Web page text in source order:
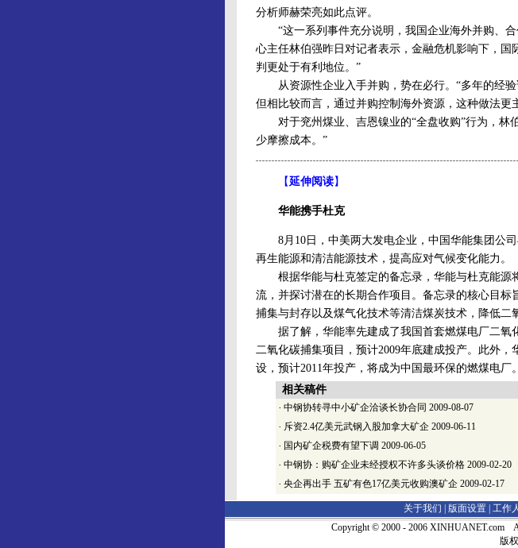
分析师赫荣亮如此点评。
“这一系列事件充分说明，我国企业海外并购、合
心主任林伯强昨日对记者表示，金融危机影响下，
判更处于有利地位。”
从资源性企业入手并购，势在必行。“多年的经验
但相比较而言，通过并购控制海外资源，这种做法更
对于兖州煤业、吉恩镍业的“全盘收购”行为，林
少摩擦成本。”
【延伸阅读】
华能携手杜克
8月10日，中美两大发电企业，中国华能集团公司
再生能源和清洁能源技术，提高应对气候变化能力。
根据华能与杜克签定的备忘录，华能与杜克能源
流，并探讨潜在的长期合作项目。备忘录的核心目
捕集与封存以及煤气化技术等清洁煤炭技术，降低二
据了解，华能率先建成了我国首套燃煤电厂二氧
二氧化碳捕集项目，预计2009年底建成投产。此外
设，预计2011年投产，将成为中国最环保的燃煤电厂。
相关稿件
· 中钢协转寻中小矿企洽谈长协合同 2009-08-07
· 斥资2.4亿美元武钢入股加拿大矿企 2009-06-11
· 国内矿企税费有望下调 2009-06-05
· 中钢协：购矿企业未经授权不许多头谈价格 2009-02-20
· 央企再出手 五矿有色17亿美元收购澳矿企 2009-02-17
关于我们 | 版面设置 工作
Copyright © 2000 - 2006 XINHUANET.com
版